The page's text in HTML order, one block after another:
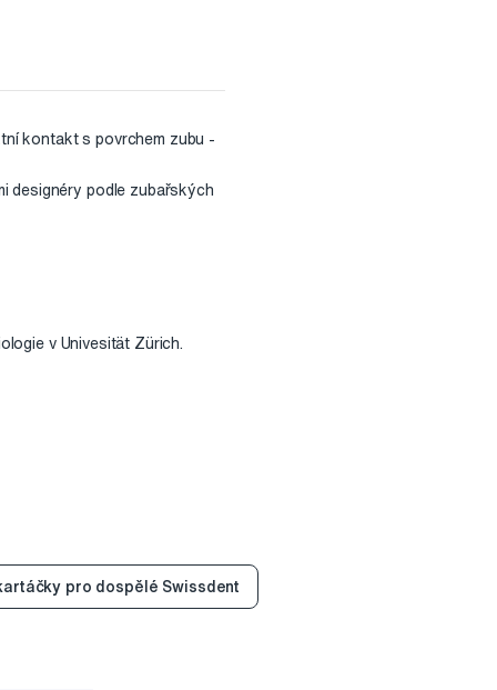
kontakt s povrchem zubu -
designéry podle zubařských
v Univesität Zürich.
pro dospělé Swissdent